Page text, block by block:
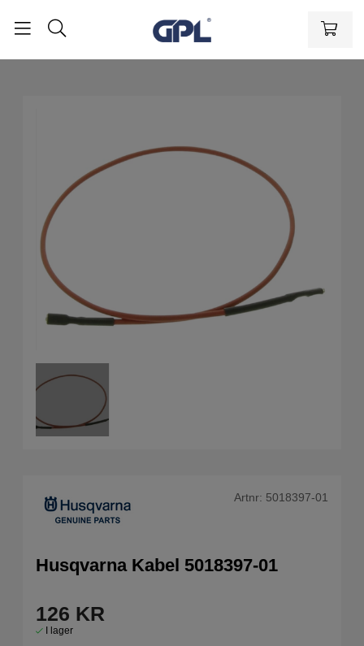
Artnr: 5018397-01
Husqvarna Kabel 5018397-01
126 KR
I lager